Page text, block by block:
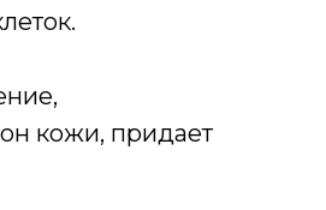
кожи, придает